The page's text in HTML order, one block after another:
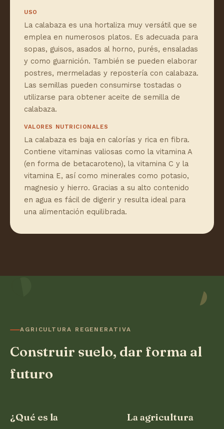
USO
La calabaza es una hortaliza muy versátil que se
emplea en numerosos platos. Es adecuada para
sopas, guisos, asados al horno, purés, ensaladas
y como guarnición. También se pueden elaborar
postres, mermeladas y repostería con calabaza.
Las semillas pueden consumirse tostadas o
utilizarse para obtener aceite de semilla de
calabaza.
VALORES NUTRICIONALES
La calabaza es baja en calorías y rica en fibra.
Contiene vitaminas valiosas como la vitamina A
(en forma de betacaroteno), la vitamina C y la
vitamina E, así como minerales como potasio,
magnesio y hierro. Gracias a su alto contenido
en agua es fácil de digerir y resulta ideal para
una alimentación equilibrada.
AGRICULTURA REGENERATIVA
Construir suelo, dar forma al
futuro
¿Qué es la
La agricultura